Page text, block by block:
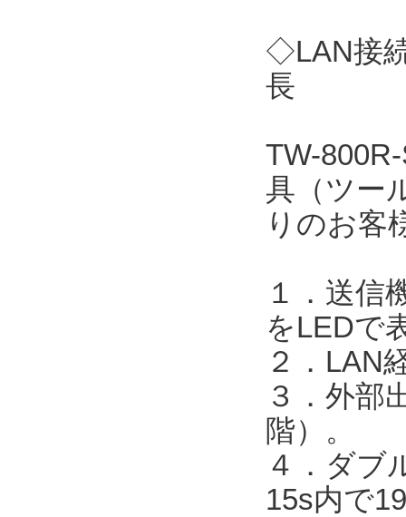
◇LAN接
長
TW-
具（ツー
りのお客
１．送信
をLEDで
２．LAN
３．外部
階）。
４．ダブ
15s内で